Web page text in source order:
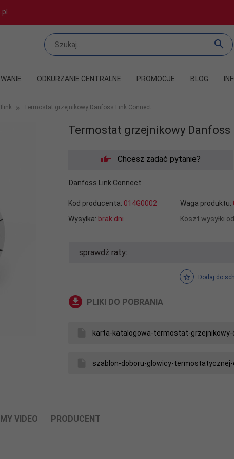
ODKURZANIE CENTRALNE PROMOCJE BLOG
Termostat grzejnikowy Danfoss Link Connect
Termostat grzejnikowy Danfoss
Chcesz zadać pytanie?
Danfoss Link Connect
Kod producenta: 014G0002 Waga produktu:
Wysyłka: brak dni Koszt wysyłki
sprawdź raty:
Dodaj do
PLIKI DO POBRANIA
karta-katalogowa-termostat-
szablon-doboru-glowicy-
VIDEO PRODUCENT